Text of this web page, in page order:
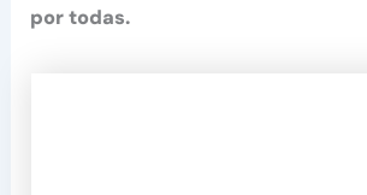
por todas.